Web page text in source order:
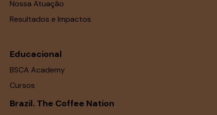
Nossa Atuação
Resultados e Impactos
Educacional
BSCA Academy
Cursos
Brazil. The Coffee Nation